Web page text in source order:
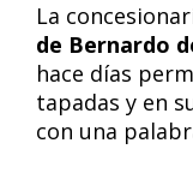
La
de Bernardo
hace días
tapadas y en
con una